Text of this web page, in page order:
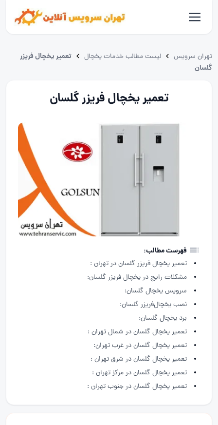
تهران سرویس لیست مطالب خدمات یخچال
تعمیر یخچال فریزر
گلسان
تعمیر یخچال فریزر گلسان
فهرست مطالب:
تعمیر یخچال فریزر گلسان در تهران :
مشکلات رایج در یخچال فریزر گلسان:
سرویس یخچال گلسان:
نصب یخچال‌فریزر گلسان:
برد یخچال گلسان:
تعمیر یخچال گلسان در شمال تهران :
تعمیر یخچال گلسان در غرب تهران:
تعمیر یخچال گلسان در شرق تهران :
تعمیر یخچال گلسان در مرکز تهران :
تعمیر یخچال گلسان در جنوب تهران :